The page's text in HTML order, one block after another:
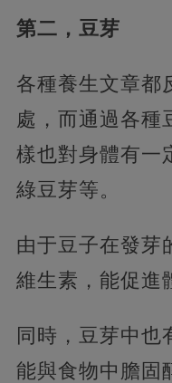
第二，豆芽
各種養生文章都
處，而通過各種
樣也對身體有一
綠豆芽等。
由于豆子在發芽
維生素，能促進
同時，豆芽中也
能與食物中膽固